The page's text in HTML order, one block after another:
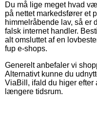
Du må lige meget hvad
på nettet markedsfører et
himmelråbende lav, så er
falsk internet handler.
alt omsluttet af en
fup e-shops.
Generelt anbefaler vi
Alternativt kunne du
ViaBill, ifald du higer efter
længere tidsrum.